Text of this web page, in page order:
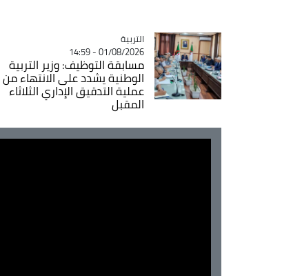
Catégorie
التربية
01/08/2026 - 14:59
مسابقة التوظيف: وزير التربية
الوطنية يشدد على الانتهاء من
عملية التدقيق الإداري الثلاثاء
المقبل